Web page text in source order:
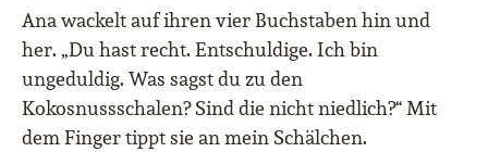
Ana wackelt auf ihren vier Buchstaben hin und
her. „Du hast recht. Entschuldige. Ich bin
ungeduldig. Was sagst du zu den
Kokosnussschalen? Sind die nicht niedlich?“ Mit
dem Finger tippt sie an mein Schälchen.